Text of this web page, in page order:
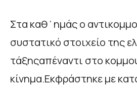
Στα καθ΄ημάς ο
συστατικό στοιχείο της
τάξηςαπέναντι στο
κίνημα.Εκφράστηκε με